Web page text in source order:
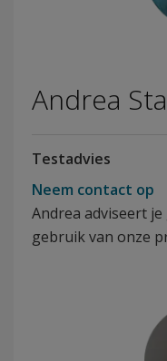
Andrea
Testadvies
Neem contact op
Andrea adviseert
gebruik van onze